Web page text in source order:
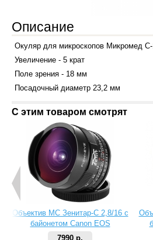
Описание
Окуляр для микроскопов Микромед
Увеличение - 5 крат
Поле зрения - 18 мм
Посадочный диаметр 23,2 мм
С этим товаром смотрят
Объектив МС Зенитар-C 2,8/16 с
байонетом Canon EOS
7990 р.